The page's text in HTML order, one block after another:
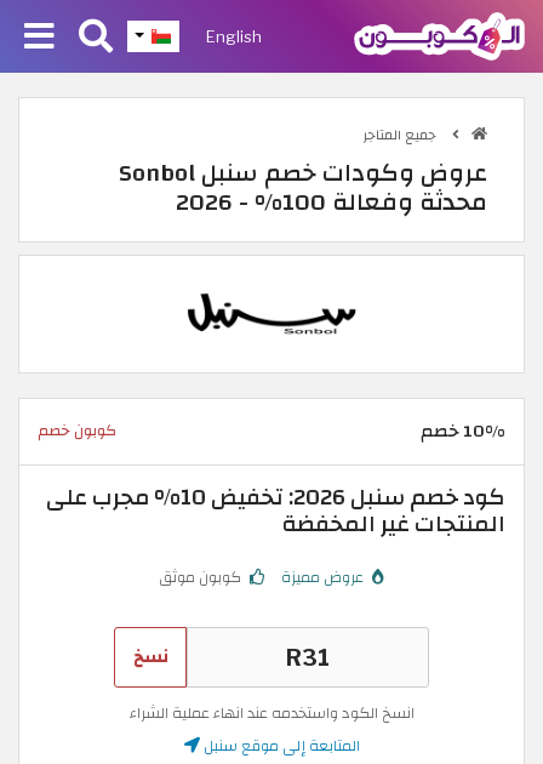
English
جميع المتاجر
عروض وكودات خصم سنبل Sonbol
محدثة وفعالة 100% - 2026
10% خصم كوبون خصم
كود خصم سنبل 2026: تخفيض 10% مجرب على
المنتجات غير المخفضة
عروض مميزة كوبون موثق
نسخ
انسخ الكود واستخدمه عند انهاء عملية الشراء
المتابعة إلى موقع سنبل